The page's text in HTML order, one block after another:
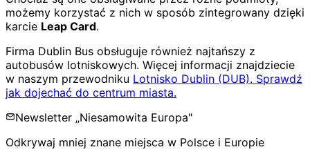
możemy korzystać z nich w sposób zintegrowany dzięki
karcie Leap Card.
Firma Dublin Bus obsługuje również najtańszy z
autobusów lotniskowych. Więcej informacji znajdziecie
w naszym przewodniku Lotnisko Dublin (DUB). Sprawdź
jak dojechać do centrum miasta.
Newsletter „Niesamowita Europa"
Odkrywaj mniej znane miejsca w Polsce i Europie